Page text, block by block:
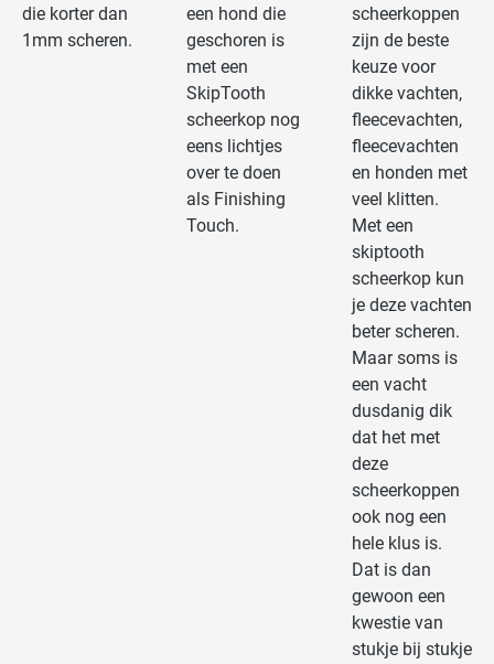
die korter dan
1mm scheren.
een hond die
geschoren is
met een
SkipTooth
scheerkop nog
eens lichtjes
over te doen
als Finishing
Touch.
scheerkoppen
zijn de beste
keuze voor
dikke vachten,
fleecevachten,
fleecevachten
en honden met
veel klitten.
Met een
skiptooth
scheerkop kun
je deze vachten
beter scheren.
Maar soms is
een vacht
dusdanig dik
dat het met
deze
scheerkoppen
ook nog een
hele klus is.
Dat is dan
gewoon een
kwestie van
stukje bij stukje